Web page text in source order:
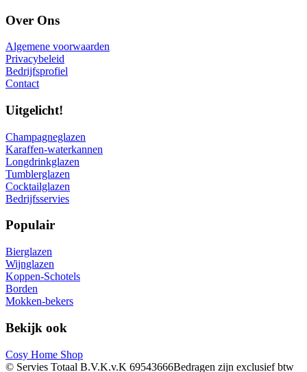
Over Ons
Algemene voorwaarden
Privacybeleid
Bedrijfsprofiel
Contact
Uitgelicht!
Champagneglazen
Karaffen-waterkannen
Longdrinkglazen
Tumblerglazen
Cocktailglazen
Bedrijfsservies
Populair
Bierglazen
Wijnglazen
Koppen-Schotels
Borden
Mokken-bekers
Bekijk ook
Cosy Home Shop
© Servies Totaal B.V.K.v.K 69543666Bedragen zijn exclusief btw